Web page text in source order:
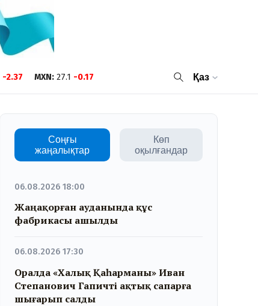
-2.37 MXN: 27.1 -0.17 Қаз
Соңғы
жаңалықтар
Көп
оқылғандар
06.08.2026 18:00
Жаңақорған ауданында құс
фабрикасы ашылды
06.08.2026 17:30
Оралда «Халық Қаһарманы» Иван
Степанович Гапичті ақтық сапарға
шығарып салды